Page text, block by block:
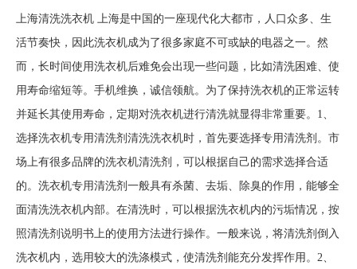
上海清洗洗衣机 上海是中国的一座现代化大都市，人口众多、生
活节奏快，因此洗衣机成为了很多家庭不可或缺的电器之一。然
而，长时间使用洗衣机后难免会出现一些问题，比如清洗困难、使
用寿命缩短等。手机维换，诚信领航。为了保持洗衣机的正常运转
并延长其使用寿命，定期对洗衣机进行清洗就显得非常重要。1、
选择洗衣机专用清洗剂清洗洗衣机时，首先要选择专用清洗剂。市
场上有很多品牌的洗衣机清洗剂，可以根据自己的需求选择合适
的。洗衣机专用清洗剂一般具有杀菌、去垢、除臭的作用，能够全
面清洗洗衣机内部。在清洗时，可以根据洗衣机内的污垢情况，按
照清洗剂说明书上的使用方法进行操作。一般来说，将清洗剂倒入
洗衣机内，选用较大的洗涤模式，使清洗剂能充分发挥作用。2、